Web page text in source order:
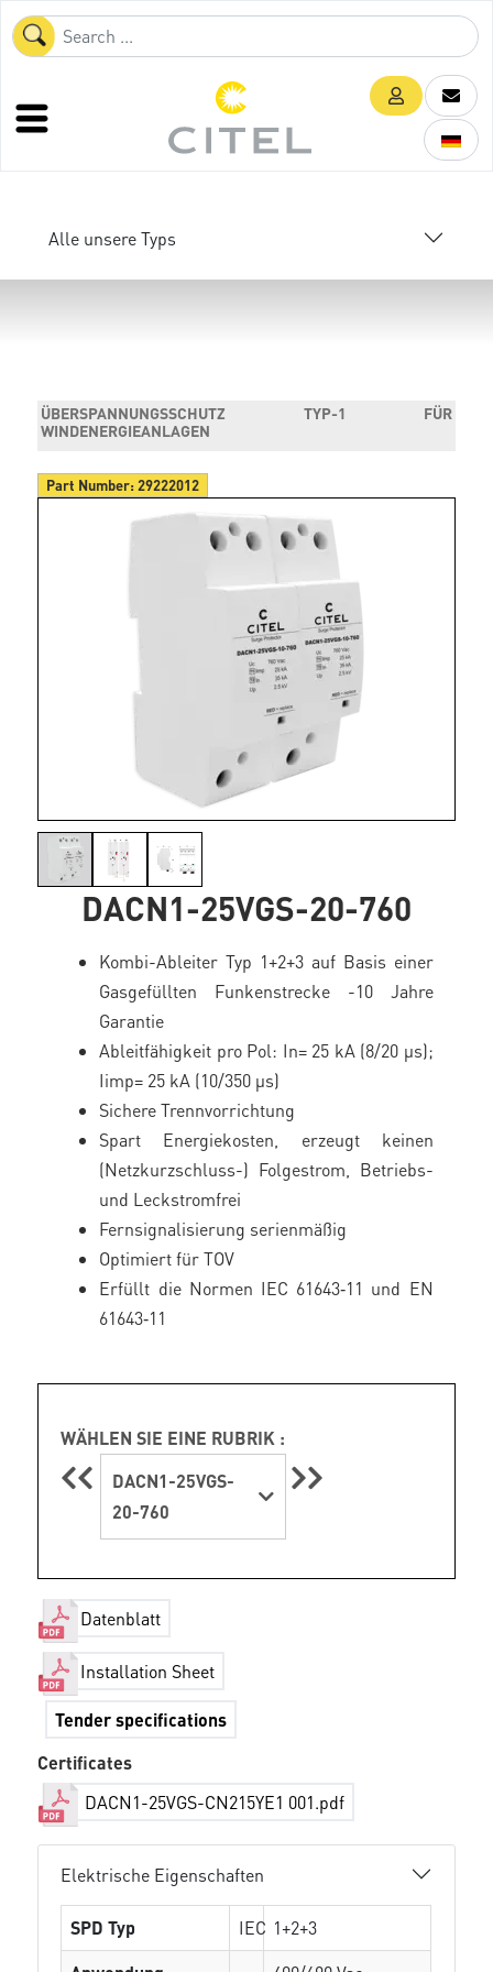
Alle unsere Typs
ÜBERSPANNUNGSSCHUTZ TYP-1 FÜR
WINDENERGIEANLAGEN
Part Number:29222012
DACN1-25VGS-20-760
Kombi-Ableiter Typ 1+2+3 auf Basis einer
Gasgefüllten Funkenstrecke -10 Jahre
Garantie
Ableitfähigkeit pro Pol: In= 25 kA (8/20 μs);
Iimp= 25 kA (10/350 μs)
Sichere Trennvorrichtung
Spart Energiekosten, erzeugt keinen
(Netzkurzschluss-) Folgestrom, Betriebs-
und Leckstromfrei
Fernsignalisierung serienmäßig
Optimiert für TOV
Erfüllt die Normen IEC 61643‑11 und EN
61643‑11
WÄHLEN SIE EINE RUBRIK :
DACN1-25VGS-
20-760
Datenblatt
Installation Sheet
Tender specifications
Certificates
DACN1-25VGS-CN215YE1 001.pdf
Elektrische Eigenschaften
SPD Typ IEC 1+2+3